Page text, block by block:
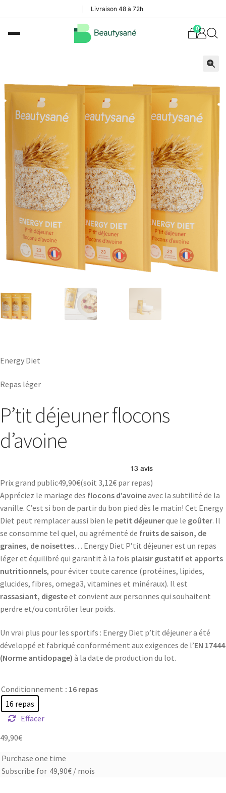
Livraison 48 à 72h
0
Energy Diet
Repas léger
P’tit déjeuner flocons
d’avoine
Prix grand public49,90€(soit 3,12€ par repas)
Appréciez le mariage des flocons d’avoineavec la subtilité de la
vanille. C’est si bon de partir du bon pied dès le matin! Cet Energy
Diet peut remplacer aussi bien le petit déjeunerque le goûter. Il
se consomme tel quel, ou agrémenté de fruits de saison, de
graines, de noisettes… Energy Diet P’tit déjeuner est un repas
léger et équilibré qui garantit à la fois plaisir gustatif et apports
nutritionnels, pour éviter toute carence (protéines, lipides,
glucides, fibres, omega3, vitamines et minéraux). Il est
rassasiant, digesteet convient aux personnes qui souhaitent
perdre et/ou contrôler leur poids.
Un vrai plus pour les sportifs : Energy Diet p’tit déjeuner a été
développé et fabriqué conformément aux exigences de l’EN 17444
(Norme antidopage) à la date de production du lot.
Conditionnement : 16 repas
16 repas
Effacer
49,90€
Choose
purchase
Purchase one time
Subscribe for 49,90€ / mois